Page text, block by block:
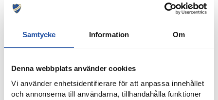
Samtycke Information Om
Denna webbplats använder cookies
Vi använder enhetsidentifierare för att anpassa innehållet
och annonserna till användarna, tillhandahålla funktioner
7 AUGUSTI, 2026